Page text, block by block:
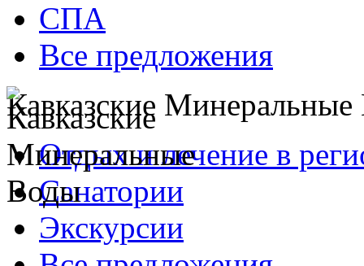
СПА
Все предложения
Кавказские
Отдых и лечение в
Санатории
Экскурсии